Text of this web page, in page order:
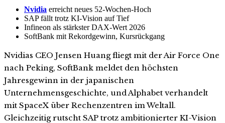
Nvidia erreicht neues 52-Wochen-Hoch
SAP fällt trotz KI-Vision auf Tief
Infineon als stärkster DAX-Wert 2026
SoftBank mit Rekordgewinn, Kursrückgang
Nvidias CEO Jensen Huang fliegt mit der Air Force One
nach Peking, SoftBank meldet den höchsten
Jahresgewinn in der japanischen
Unternehmensgeschichte, und Alphabet verhandelt
mit SpaceX über Rechenzentren im Weltall.
Gleichzeitig rutscht SAP trotz ambitionierter KI-Vision